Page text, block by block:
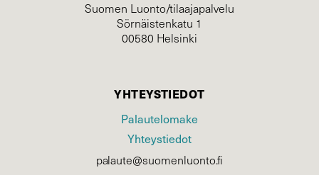
Suomen Luonto/tilaajapalvelu
Sörnäistenkatu 1
00580 Helsinki
YHTEYSTIEDOT
Palautelomake
Yhteystiedot
palaute@suomenluonto.fi